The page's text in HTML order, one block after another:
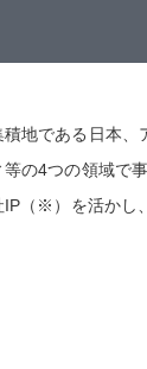
地である日本
の4つの領域で
（※）を活かし